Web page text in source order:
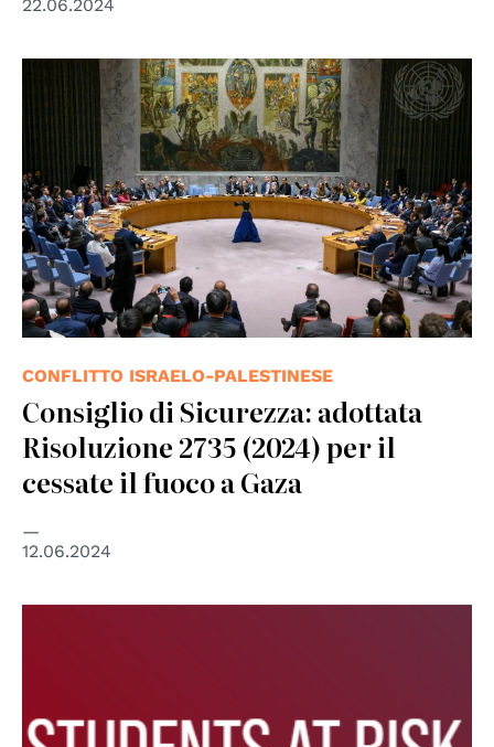
22.06.2024
© UN Photo/Loey Felipe
CONFLITTO ISRAELO-PALESTINESE
Consiglio di Sicurezza: adottata
Risoluzione 2735 (2024) per il
cessate il fuoco a Gaza
12.06.2024